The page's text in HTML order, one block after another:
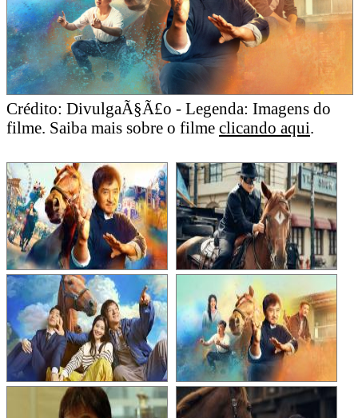
Crédito: DivulgaÃ§Ã£o - Legenda: Imagens do
filme. Saiba mais sobre o filme clicando aqui.